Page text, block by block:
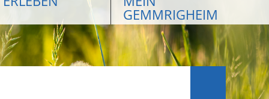
GEMMRIGHEIM